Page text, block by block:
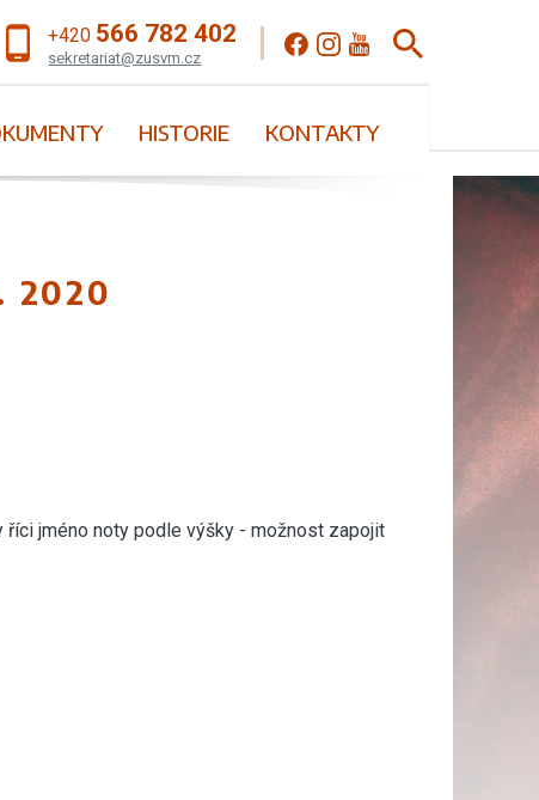
+420 566 782 402
sekretariat@zusvm.cz
HISTORIE KONTAKTY
2020
jméno noty podle výšky - možnost zapojit